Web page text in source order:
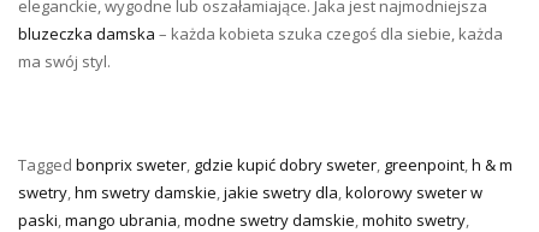
eleganckie, wygodne lub oszałamiające. Jaka jest najmodniejsza
bluzeczka damska – każda kobieta szuka czegoś dla siebie, każda
ma swój styl.
Tagged bonprix sweter, gdzie kupić dobry sweter, greenpoint,h & m
swetry,hm swetry damskie,jakie swetry dla,kolorowy sweter w
paski,mango ubrania,modne swetry damskie,mohito swetry,